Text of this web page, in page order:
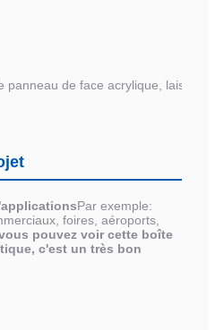
panneau de face acrylique, laissez
Par exemple:
foires, aéroports,
pouvez voir cette boîte
c'est un très bon